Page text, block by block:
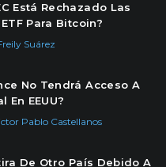
Está Rechazado Las
Para Bitcoin?
Suárez
No Tendrá Acceso A
En EEUU?
Pablo Castellanos
De Otro País Debido A